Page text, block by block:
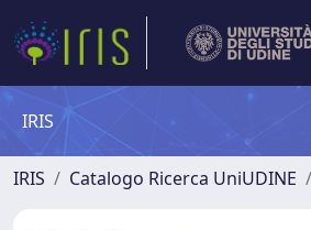
IRIS
IRIS Catalogo Ricerca UniUDINE